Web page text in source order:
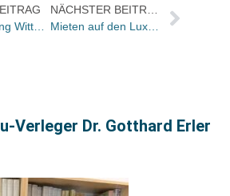
Buchhandlung Wittwer erhält Huber Verlag-Buchhandelspreis
Verleger Dr. Gotthard Erler